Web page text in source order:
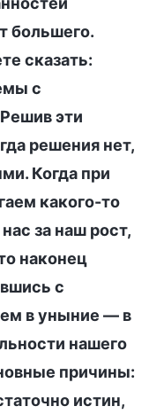
большего.
сказать:
с
эти
решения нет,
Когда при
какого-то
за наш рост,
наконец
с
в уныние — в
нашего
причины:
истин,